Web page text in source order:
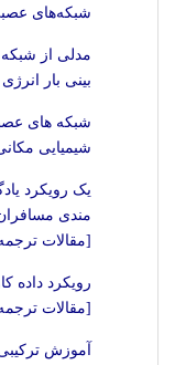
شبکه‌های
مدلی از
بینی بار
شبکه های
شیمیایی
یک رویکرد
مندی
[مقالات
رویکرد داده
[مقالات
آموزش